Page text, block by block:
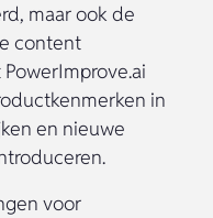
maar ook de
content
in
en nieuwe
voor